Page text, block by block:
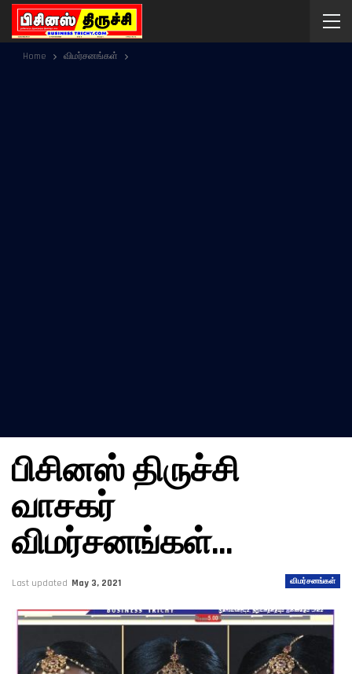
Home விமர்சனங்கள்
பிசினஸ் திருச்சி
வாசகர்
விமர்சனங்கள்…
விமர்சனங்கள்
Last updated May 3, 2021